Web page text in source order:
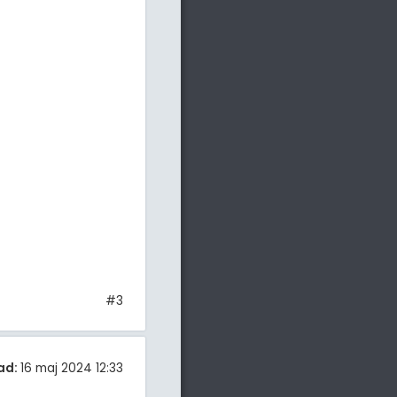
#3
16 maj 2024 12:33